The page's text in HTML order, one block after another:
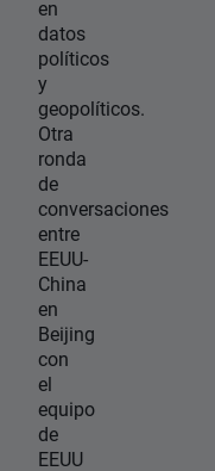
en
datos
políticos
y
geopolíticos.
Otra
ronda
de
conversaciones
entre
EEUU-
China
en
Beijing
con
el
equipo
de
EEUU